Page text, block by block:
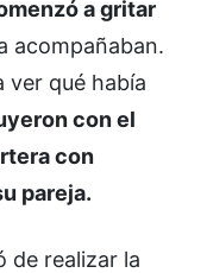
a gritar
acompañaban.
ver qué había
con el
con
pareja.
de realizar la